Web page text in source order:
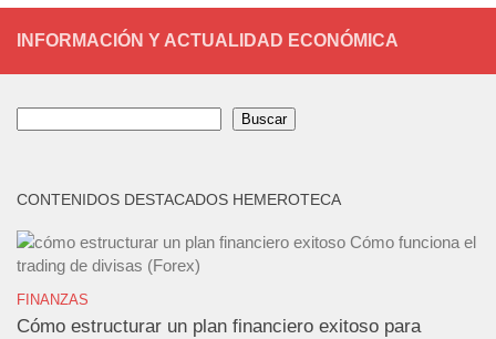
INFORMACIÓN Y ACTUALIDAD ECONÓMICA
Buscar
CONTENIDOS DESTACADOS HEMEROTECA
FINANZAS
Cómo estructurar un plan financiero exitoso para